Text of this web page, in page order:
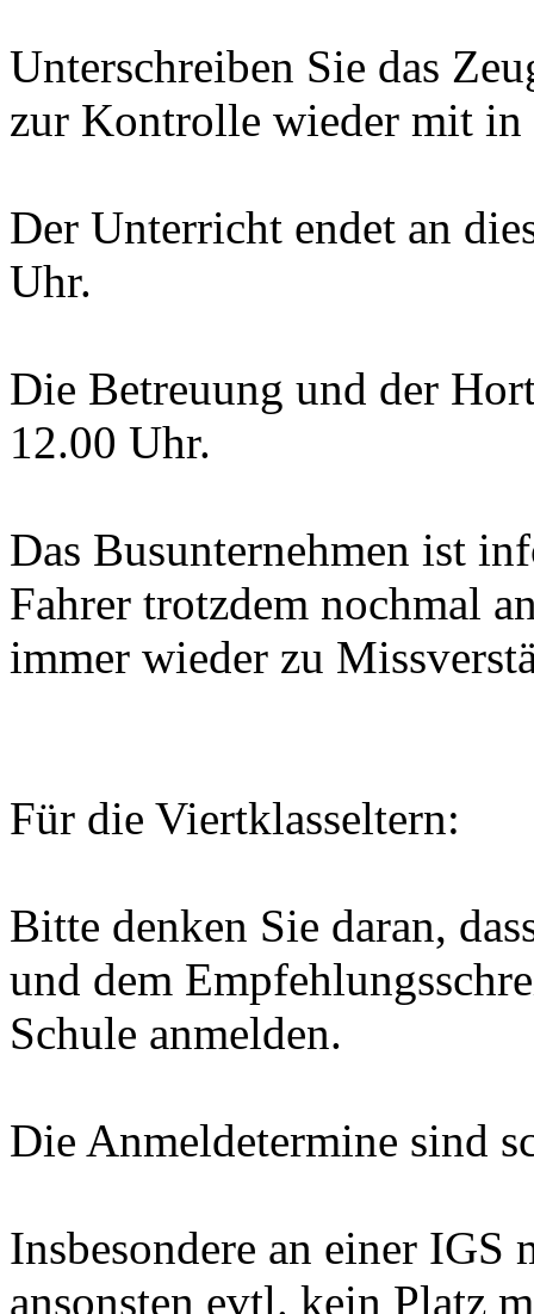
Unterschreiben Sie das
zur Kontrolle wieder mit in
Der Unterricht endet an
Uhr.
Die Betreuung und der
12.00 Uhr.
Das Busunternehmen ist
Fahrer trotzdem nochmal
immer wieder zu
Für die Viertklasseltern:
Bitte denken Sie daran,
und dem
Schule anmelden.
Die Anmeldetermine sind
Insbesondere an einer IGS
ansonsten evtl. kein Platz